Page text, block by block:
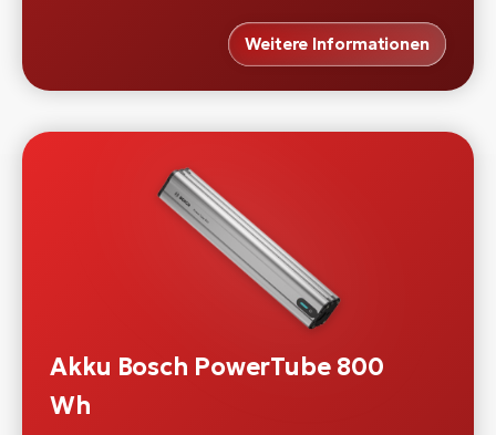
Weitere Informationen
Akku Bosch PowerTube 800
Wh